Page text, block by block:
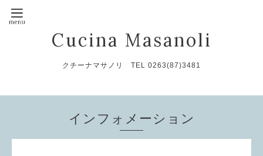
Cucina Masanoli
クチーナマサノリ TEL 0263(87)3481
インフォメーション